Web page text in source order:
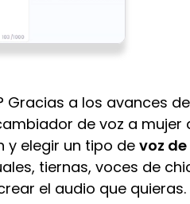
Gracias a los avances
de voz a mujer
y elegir un tipo devoz de
tiernas, voces de
el audio que quieras.